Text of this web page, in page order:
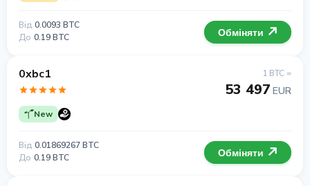
Від 0.0093 BTC
До 0.19 BTC Обміняти
0xbc1
New
1 BTC =
53 497 EUR
Від 0.01869267 BTC
До 0.19 BTC Обміняти